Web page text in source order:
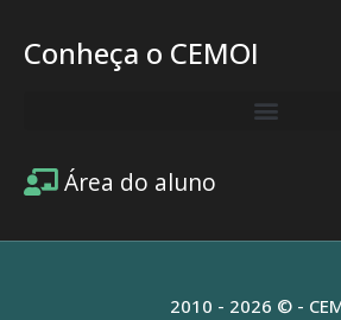
Conheça o CEMOI
Área do aluno
2010 - 2026 © -